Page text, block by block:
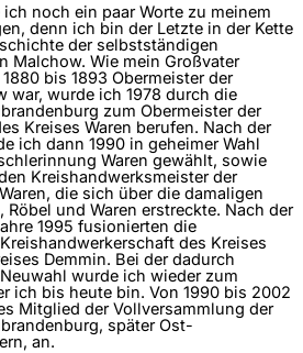
noch ein paar Worte zu meinem
denn ich bin der Letzte in der Kette
der selbstständigen
Malchow. Wie mein Großvater
bis 1893 Obermeister der
war, wurde ich 1978 durch die
zum Obermeister der
Kreises Waren berufen. Nach der
ich dann 1990 in geheimer Wahl
Waren gewählt, sowie
Kreishandwerksmeister der
die sich über die damaligen
Röbel und Waren erstreckte. Nach der
1995 fusionierten die
des Kreises
Demmin. Bei der dadurch
wurde ich wieder zum
ich bis heute bin. Von 1990 bis 2002
Mitglied der Vollversammlung der
später Ost-
an.